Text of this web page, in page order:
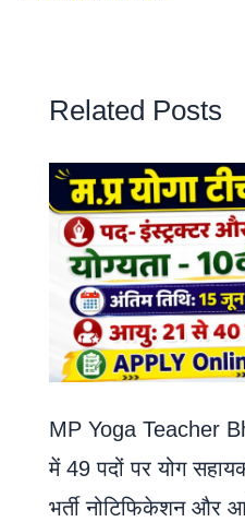
Related Posts
MP Yoga Teacher
में 49 पदों पर योग
भर्ती नोटिफिकेशन और